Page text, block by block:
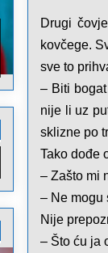
Drugi
kovčege.
sve to
– Biti
nije li uz
sklizne po
Tako dođe
– Zašto mi
– Ne mogu
Nije
– Što ću ja